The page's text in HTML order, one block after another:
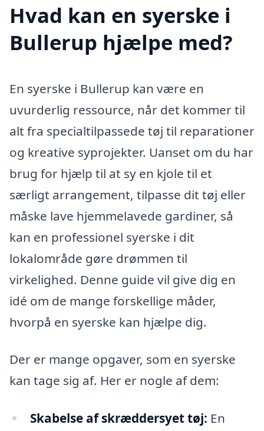
Hvad kan en syerske i
Bullerup hjælpe med?
En syerske i Bullerup kan være en
uvurderlig ressource, når det kommer til
alt fra specialtilpassede tøj til reparationer
og kreative syprojekter. Uanset om du har
brug for hjælp til at sy en kjole til et
særligt arrangement, tilpasse dit tøj eller
måske lave hjemmelavede gardiner, så
kan en professionel syerske i dit
lokalområde gøre drømmen til
virkelighed. Denne guide vil give dig en
idé om de mange forskellige måder,
hvorpå en syerske kan hjælpe dig.
Der er mange opgaver, som en syerske
kan tage sig af. Her er nogle af dem:
Skabelse af skræddersyet tøj: En